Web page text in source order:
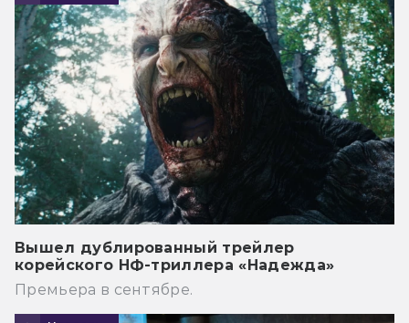
Вышел дублированный трейлер
корейского НФ-триллера «Надежда»
Премьера в сентябре.